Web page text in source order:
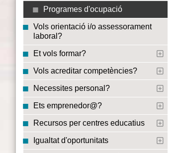
Programes d'ocupació
Vols orientació i/o assessorament
laboral?
Et vols formar?
Vols acreditar competències?
Necessites personal?
Ets emprenedor@?
Recursos per centres educatius
Igualtat d'oportunitats